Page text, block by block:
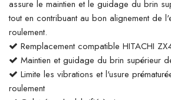
assure le maintien et le guidage du brin
tout en contribuant au bon alignement de
roulement.
Remplacement compatible HITACHI
Maintien et guidage du brin supérieur
Limite les vibrations et l'usure
roulement